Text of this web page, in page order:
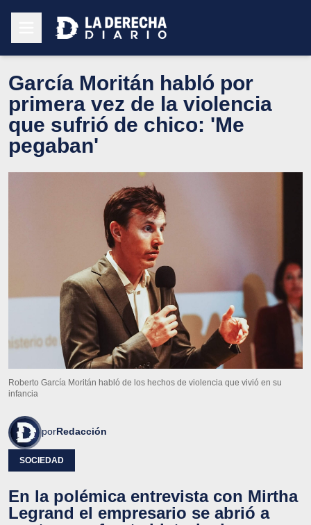
García Moritán habló por
primera vez de la violencia
que sufrió de chico: 'Me
pegaban'
Roberto García Moritán habló de los hechos de violencia que vivió en su
infancia
porRedacción
SOCIEDAD
En la polémica entrevista con Mirtha
Legrand el empresario se abrió a